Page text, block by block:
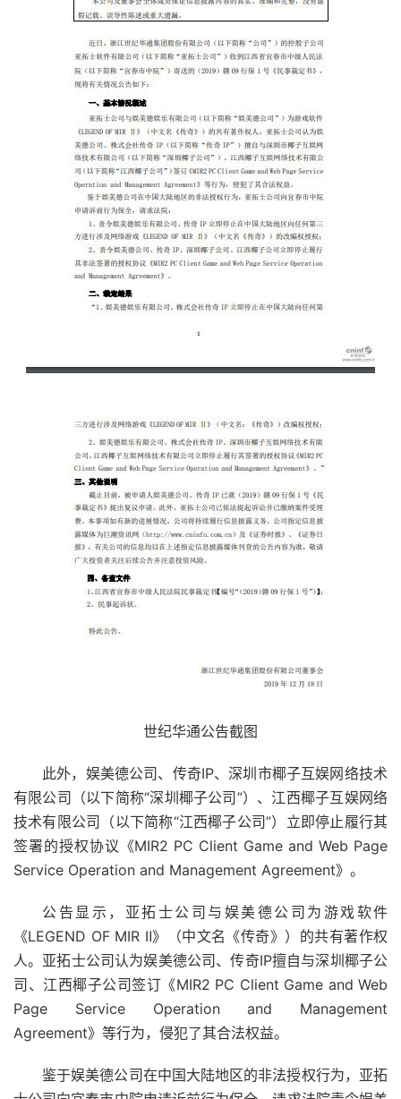
世纪华通公告截图
此外，娱美德公司、传奇IP、深圳市椰子互娱网络技术
有限公司（以下简称“深圳椰子公司”）、江西椰子互娱网络
技术有限公司（以下简称“江西椰子公司”）立即停止履行其
签署的授权协议《MIR2 PC Client Game and Web Page
Service Operation and Management Agreement》。
公告显示，亚拓士公司与娱美德公司为游戏软件
《LEGEND OF MIR Ⅱ》（中文名《传奇》）的共有著作权
人。亚拓士公司认为娱美德公司、传奇IP擅自与深圳椰子公
司、江西椰子公司签订《MIR2 PC Client Game and Web
Page Service Operation and Management
Agreement》等行为，侵犯了其合法权益。
鉴于娱美德公司在中国大陆地区的非法授权行为，亚拓